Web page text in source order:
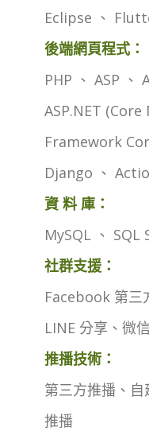
Eclipse 、
後端網頁程式：
PHP 、 ASP 、
ASP.NET
Framework
Django 、
資 料 庫：
MySQL 、 SQL
社群支援：
Facebook 第三
LINE 分享、微
推播技術：
第三方推播、
推播